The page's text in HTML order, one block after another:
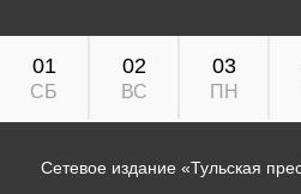
01
СБ
02
ВС
03
ПН
Сетевое издание «Тульская